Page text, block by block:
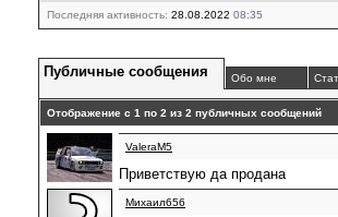
Последняя активность: 28.08.2022 08:35
Публичные сообщения Обо мне
Отображение с 1 по 2 из 2 публичных сообщений
ValeraM5
Приветствую да продана
Михаил656